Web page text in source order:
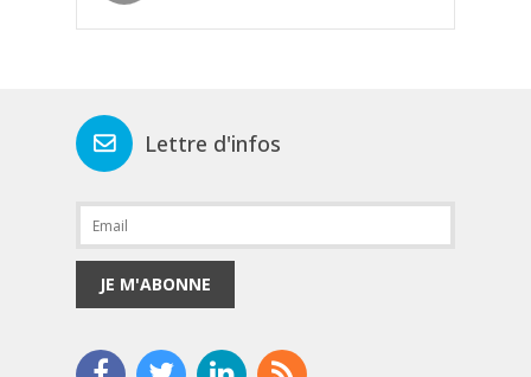
Lettre d'infos
JE M'ABONNE